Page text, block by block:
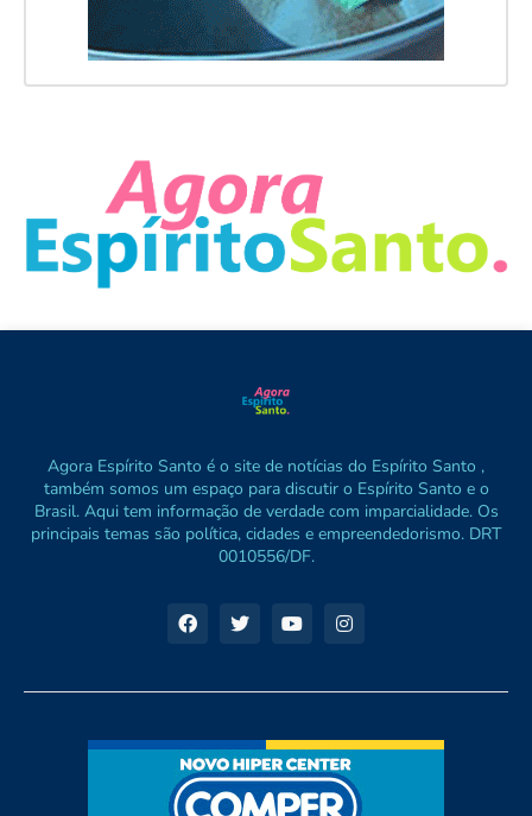
Agora Espírito Santo é o site de notícias do Espírito Santo ,
também somos um espaço para discutir o Espírito Santo e o
Brasil. Aqui tem informação de verdade com imparcialidade. Os
principais temas são política, cidades e empreendedorismo. DRT
0010556/DF.